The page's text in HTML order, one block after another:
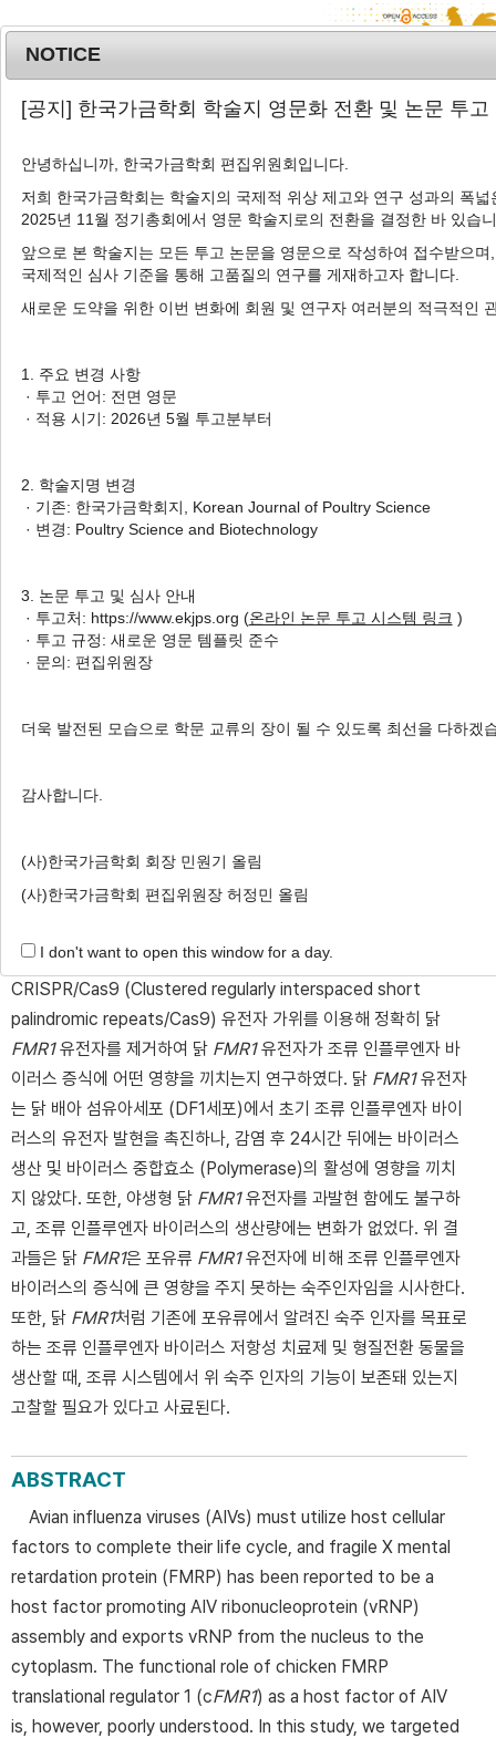
T
o
e
n
a
MENU
Korean J. Poult. Sci. 2021; 48(2):81-
90
pISSN: 1225-6625, eISSN: 2287-5387
Article
Chicken FMRP Translational
Avian Influenza Virus Transcription
without Affecting Viral Progeny
Production in DF1 Cells
Han3 ,†
Received:Jun 04, 2021; Revised:
Jun 28, 2021
Published Online: Jun 30, 2021
적요
증식이 가능하다. 포유류 (사람, 쥐) Fragile X mental
viral RNP (vRNP)의 조립을 돕고, 이를 핵에서 세포질로 운반시
켜 바이러스 증식에 도움을 준다. 하지만, 조류 인플루엔자 바이러
FMR1) 유전자의 기능이 규명되지 않았다. 본 연구는
CRISPR/Cas9 (Clustered regularly interspaced short
palindromic repeats/Cas9) 유전자 가위를 이용해 정확히 닭
FMR1유전자를 제거하여 닭 FMR1유전자가 조류 인플루엔자 바
이러스 증식에 어떤 영향을 끼치는지 연구하였다. 닭 FMR1유전자
는 닭 배아 섬유아세포 (DF1세포)에서 초기 조류 인플루엔자 바이
러스의 유전자 발현을 촉진하나, 감염 후 24시간 뒤에는 바이러스
생산 및 바이러스 중합효소 (Polymerase)의 활성에 영향을 끼치
지 않았다. 또한, 야생형 닭 FMR1유전자를 과발현 함에도 불구하
고, 조류 인플루엔자 바이러스의 생산량에는 변화가 없었다. 위 결
과들은 닭 FMR1은 포유류 FMR1유전자에 비해 조류 인플루엔자
바이러스의 증식에 큰 영향을 주지 못하는 숙주인자임을 시사한다.
또한, 닭 FMR1처럼 기존에 포유류에서 알려진 숙주 인자를 목표로
하는 조류 인플루엔자 바이러스 저항성 치료제 및 형질전환 동물을
생산할 때, 조류 시스템에서 위 숙주 인자의 기능이 보존돼 있는지
고찰할 필요가 있다고 사료된다.
ABSTRACT
Avian influenza viruses (AIVs) must utilize host cellular
factors to complete their life cycle, and fragile X mental
retardation protein (FMRP) has been reported to be a
host factor promoting AIV ribonucleoprotein (vRNP)
assembly and exports vRNP from the nucleus to the
cytoplasm. The functional role of chicken FMRP
translational regulator 1 (cFMR1) as a host factor of AIV
is, however, poorly understood. In this study, we targeted
NOTICE
[공지] 한국가금학회 학술지 영문화 전환 및 논문 투고
안녕하십니까, 한국가금학회 편집위원회입니다.
저희 한국가금학회는 학술지의 국제적 위상 제고와 연구 성과의 폭넓
2025년 11월 정기총회에서 영문 학술지로의 전환을 결정한 바 있습
앞으로 본 학술지는 모든 투고 논문을 영문으로 작성하여 접수받으며,
국제적인 심사 기준을 통해 고품질의 연구를 게재하고자 합니다.
새로운 도약을 위한 이번 변화에 회원 및 연구자 여러분의 적극적인
1. 주요 변경 사항
· 투고 언어: 전면 영문
· 적용 시기: 2026년 5월 투고분부터
2. 학술지명 변경
· 기존: 한국가금학회지, Korean Journal of Poultry Science
· 변경: Poultry Science and Biotechnology
3. 논문 투고 및 심사 안내
· 투고처: https://www.ekjps.org (온라인 논문 투고 시스템 링크 )
· 투고 규정: 새로운 영문 템플릿 준수
· 문의: 편집위원장
더욱 발전된 모습으로 학문 교류의 장이 될 수 있도록 최선을 다하겠
감사합니다.
(사)한국가금학회 회장 민원기 올림
(사)한국가금학회 편집위원장 허정민 올림
I don't want to open this window for a day.